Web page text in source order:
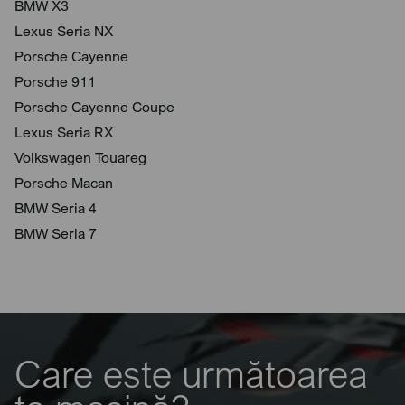
BMW X3
Lexus Seria NX
Porsche Cayenne
Porsche 911
Porsche Cayenne Coupe
Lexus Seria RX
Volkswagen Touareg
Porsche Macan
BMW Seria 4
BMW Seria 7
Care este următoarea